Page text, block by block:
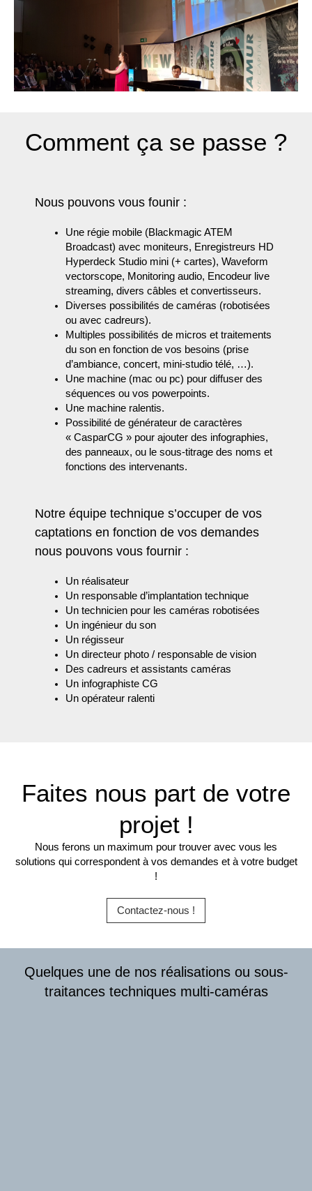
Comment ça se passe ?
Nous pouvons vous founir :
Une régie mobile (Blackmagic ATEM
Broadcast) avec moniteurs, Enregistreurs HD
Hyperdeck Studio mini (+ cartes), Waveform
vectorscope, Monitoring audio, Encodeur live
streaming, divers câbles et convertisseurs.
Diverses possibilités de caméras (robotisées
ou avec cadreurs).
Multiples possibilités de micros et traitements
du son en fonction de vos besoins (prise
d’ambiance, concert, mini-studio télé, …).
Une machine (mac ou pc) pour diffuser des
séquences ou vos powerpoints.
Une machine ralentis.
Possibilité de générateur de caractères
« CasparCG » pour ajouter des infographies,
des panneaux, ou le sous-titrage des noms et
fonctions des intervenants.
Notre équipe technique s’occuper de vos
captations en fonction de vos demandes
nous pouvons vous fournir :
Un réalisateur
Un responsable d’implantation technique
Un technicien pour les caméras robotisées
Un ingénieur du son
Un régisseur
Un directeur photo / responsable de vision
Des cadreurs et assistants caméras
Un infographiste CG
Un opérateur ralenti
Faites nous part de votre
projet !
Nous ferons un maximum pour trouver avec vous les
solutions qui correspondent à vos demandes et à votre budget
!
Contactez-nous !
Quelques une de nos réalisations ou sous-
traitances techniques multi-caméras